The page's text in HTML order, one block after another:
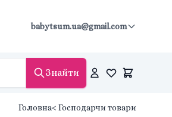
babytsum.ua@gmail.com
Знайти
Головна< Господарчи товари